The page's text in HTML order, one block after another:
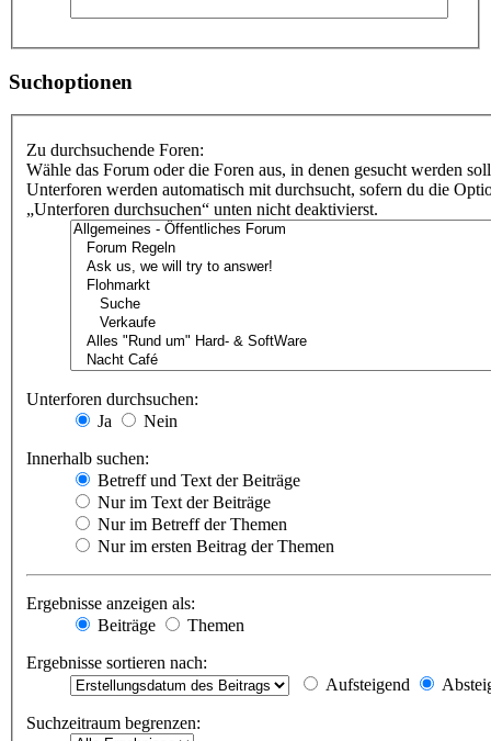
Suchoptionen
Zu durchsuchende Foren:
Wähle das Forum oder die Foren aus, in denen gesucht werden
Unterforen werden automatisch mit durchsucht, sofern du die
„Unterforen durchsuchen“ unten nicht deaktivierst.
Unterforen durchsuchen:
Ja
Nein
Innerhalb suchen:
Betreff und Text der Beiträge
Nur im Text der Beiträge
Nur im Betreff der Themen
Nur im ersten Beitrag der Themen
Ergebnisse anzeigen als:
Beiträge
Themen
Ergebnisse sortieren nach:
Aufsteigend
Suchzeitraum begrenzen: